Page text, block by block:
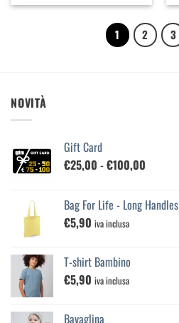
1 2 3
NOVITÀ
Gift Card
€25,00 -€100,00
da
Bag For Life - Long Handles
€5,90 iva inclusa
T-shirt Bambino
€5,90 iva inclusa
Bavaglina